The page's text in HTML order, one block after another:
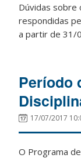
Dúvidas sobre
respondidas
a partir de 31/
Período
17/07/2017
O Programa